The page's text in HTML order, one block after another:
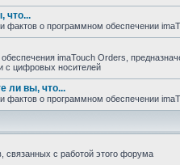
что...
фактов о программном обеспечении
imaTouch Orders,
с цифровых носителей
ли вы, что...
фактов о программном обеспечении
связанных с работой этого форума